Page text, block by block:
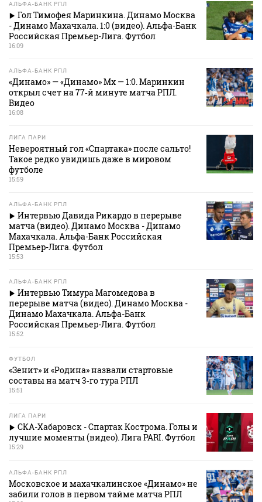
АЛЬФА-БАНК РПЛ
Гол Тимофея Маринкина. Динамо Москва
- Динамо Махачкала. 1:0 (видео). Альфа-Банк
Российская Премьер-Лига. Футбол
16:09
АЛЬФА-БАНК РПЛ
«Динамо» — «Динамо» Мх — 1:0. Маринкин
открыл счет на 77‑й минуте матча РПЛ.
Видео
16:08
ЛИГА ПАРИ
Невероятный гол «Спартака» после сальто!
Такое редко увидишь даже в мировом
футболе
15:59
АЛЬФА-БАНК РПЛ
Интервью Давида Рикардо в перерыве
матча (видео). Динамо Москва - Динамо
Махачкала. Альфа-Банк Российская
Премьер-Лига. Футбол
15:53
АЛЬФА-БАНК РПЛ
Интервью Тимура Магомедова в
перерыве матча (видео). Динамо Москва -
Динамо Махачкала. Альфа-Банк
Российская Премьер-Лига. Футбол
15:52
ФУТБОЛ
«Зенит» и «Родина» назвали стартовые
составы на матч 3‑го тура РПЛ
15:51
ЛИГА ПАРИ
СКА-Хабаровск - Спартак Кострома. Голы и
лучшие моменты (видео). Лига PARI. Футбол
15:29
АЛЬФА-БАНК РПЛ
Московское и махачкалинское «Динамо» не
забили голов в первом тайме матча РПЛ